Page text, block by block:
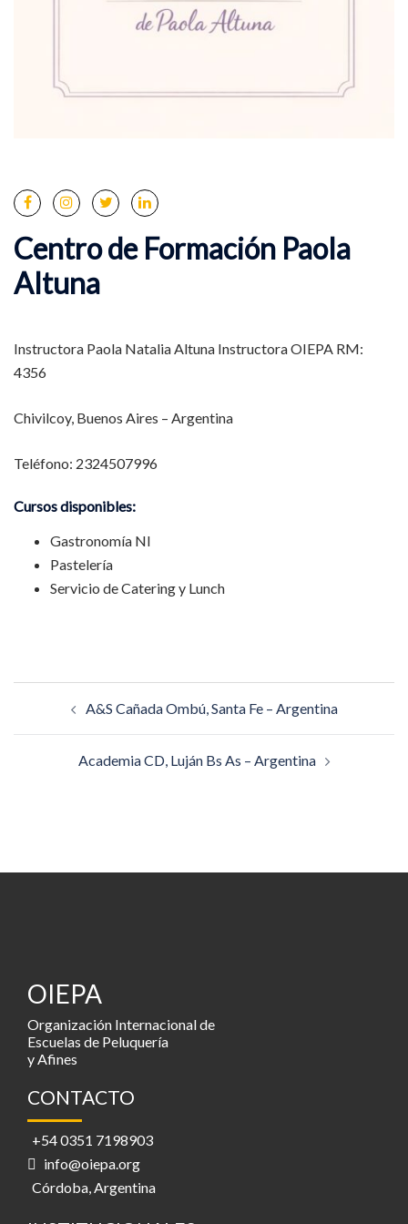
Centro de Formación Paola
Altuna
Instructora Paola Natalia Altuna Instructora OIEPA RM:
4356
Chivilcoy, Buenos Aires – Argentina
Teléfono: 2324507996
Cursos disponibles:
Gastronomía NI
Pastelería
Servicio de Catering y Lunch
A&S Cañada Ombú, Santa Fe – Argentina
Academia CD, Luján Bs As – Argentina
OIEPA
Organización Internacional de
Escuelas de Peluquería
y Afines
CONTACTO
+54 0351 7198903
info@oiepa.org
Córdoba, Argentina